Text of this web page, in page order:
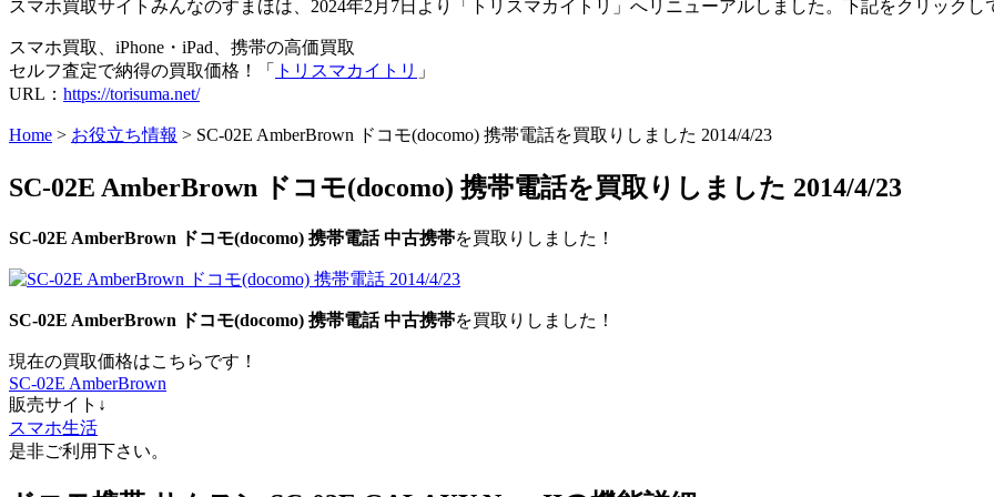
スマホ買取サイトみんなのすまほは、2024年2月7日より「トリスマカイトリ」へリニューアルしました。下記をクリックし
スマホ買取、iPhone・iPad、携帯の高価買取
セルフ査定で納得の買取価格！「
トリスマカイトリ 」
URL： https://torisuma.net/
Home > お役立ち情報 > SC-02E AmberBrown ドコモ(docomo) 携帯電話を買取りしました 2014/4/23
SC-02E AmberBrown ドコモ(docomo) 携帯電話を買取りしました 2014/4/23
SC-02E AmberBrown ドコモ(docomo) 携帯電話 中古携帯を買取りしました！
SC-02E AmberBrown ドコモ(docomo) 携帯電話 中古携帯を買取りしました！
現在の買取価格はこちらです！
SC-02E AmberBrown
販売サイト↓
スマホ生活
是非ご利用下さい。